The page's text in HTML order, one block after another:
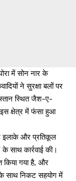
में सोन नार के
ने सुरक्षा बलों पर
स्थित जैश-ए-
क्षेत्र में फंसा हुआ
इलाके और प्रतिकूल
साथ कार्रवाई की।
किया गया है, और
साथ निकट सहयोग में